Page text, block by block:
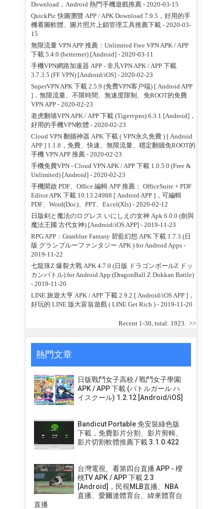
Download，Android 熱門手機遊戲推薦- 2020-03-15
QuickPic 快圖瀏覽 APP / APK Download 7.9.5，好用的手
機看圖軟體、圖片照片上鎖管理工具推薦下載- 2020-03-
15
無限流量 VPN APP 推薦：Unlimited Free VPN APK / APP
下載 5.4.0 (betternet) [Android]- 2020-03-11
手機VPN網路加速器 APP - 非凡VPN APK / APP 下載
3.7.3.5 (FF VPN) [Android/iOS]- 2020-02-23
SuperVPN APK 下載 2.5.9 (免费VPN客户端) [ Android APP
]，無限流量、不限時間、無速度限制、免ROOT的免費
VPN APP- 2020-02-23
老虎翻墙VPN APK / APP 下載 (Tigervpns) 6.3.1 [Android]，
好用的手機VPN軟體 - 2020-02-23
Cloud VPN 翻牆神器 APK 下載 ( VPN永久免費 ) [ Android
APP ] 1.1.8，免費、快速、無限流量、穩定翻牆免ROOT的
手機 VPN APP 推薦- 2020-02-23
手機免費VPN - Cloud VPN APK / APP 下載 1.0.5.0 (Free &
Unlimited) [Android]- 2020-02-23
手機開啟 PDF、Office 編輯 APP 推薦： OfficeSuite + PDF
Editor APK 下載 10.13.24988 [ Android APP ]，可編輯
PDF、Word(Doc)、PPT、Excel(Xls)- 2020-02-12
日版剣と魔法のログレス いにしえの女神 Apk 6.0.0 (劍與
魔法王國 古代女神) [Android/iOS APP]- 2019-11-23
RPG APP：Granblue Fantasy 碧藍幻想 APK 下載 1.7.3 (日
版 グランブルーファンタジー APK ) for Android Apps -
2019-11-22
七龍珠Z 爆裂大戰 APK 4.7.0 (日版 ドラゴンボールZ ドッ
カンバトル) for Android App (DragonBall Z Dokkan Battle)
- 2019-11-20
LINE 旅遊大亨 APK / APP 下載 2.9.2 [ Android/iOS APP ]，
好玩的 LINE 版大富翁遊戲 ( LINE Get Rich )- 2019-11-20
Recent 1-30, total: 1923. >>
熱門文章
日版戰鬥女子高校 / 戰鬥女子學園
APK / APP 下載 (バトルガール ハ
イスクール) 1.2.12 [Android/iOS]
Bandicut Portable 免安裝綠色版
下載，免費影片分割、影片剪輯、
影片切割軟體推薦下載 3.1.0.422
台灣電視、看第四台直播 APP - 櫻
桃TV APK / APP 下載 2.3
[Android]，民視MLB直播、NBA
直播、愛爾達體育台、緯來體育台
直播